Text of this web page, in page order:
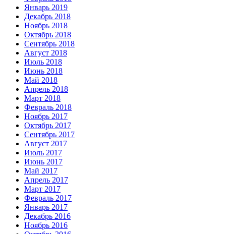
Январь 2019
Декабрь 2018
Ноябрь 2018
Октябрь 2018
Сентябрь 2018
Август 2018
Июль 2018
Июнь 2018
Май 2018
Апрель 2018
Март 2018
Февраль 2018
Ноябрь 2017
Октябрь 2017
Сентябрь 2017
Август 2017
Июль 2017
Июнь 2017
Май 2017
Апрель 2017
Март 2017
Февраль 2017
Январь 2017
Декабрь 2016
Ноябрь 2016